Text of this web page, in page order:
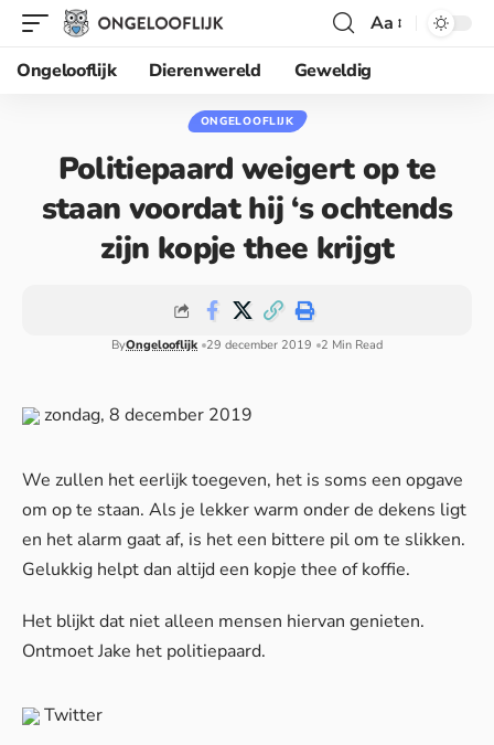
Aa
Ongelooflijk
Dierenwereld Geweldig
ONGELOOFLIJK
Politiepaard weigert op te
staan voordat hij ‘s ochtends
zijn kopje thee krijgt
ByOngelooflijk 29 december 2019 2 Min Read
zondag, 8 december 2019
We zullen het eerlijk toegeven, het is soms een opgave
om op te staan. Als je lekker warm onder de dekens ligt
en het alarm gaat af, is het een bittere pil om te slikken.
Gelukkig helpt dan altijd een kopje thee of koffie.
Het blijkt dat niet alleen mensen hiervan genieten.
Ontmoet Jake het politiepaard.
Twitter